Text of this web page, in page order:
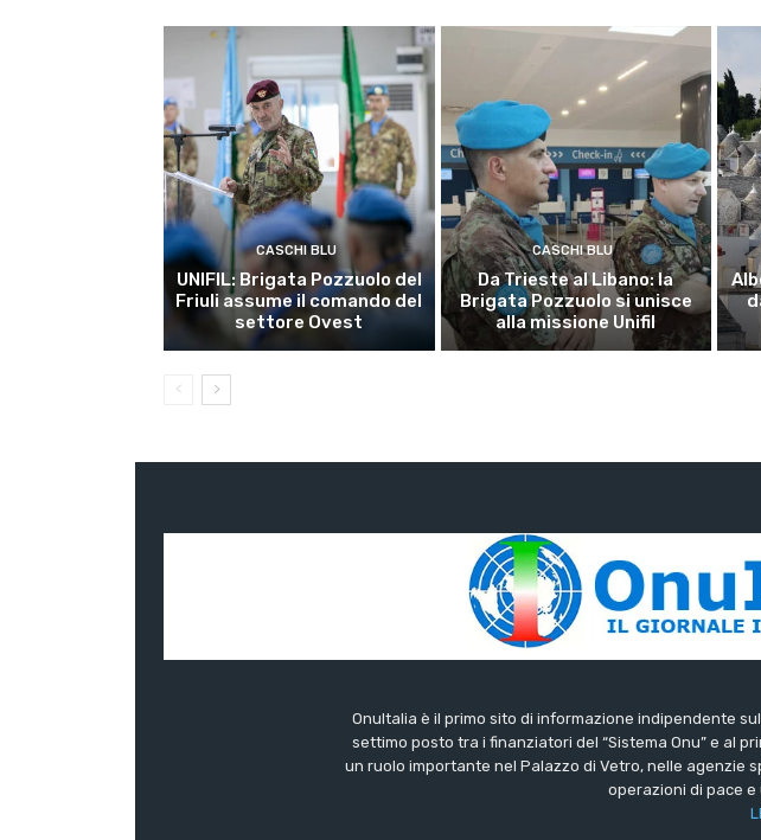
CASCHI BLU
UNIFIL: Brigata Pozzuolo del
Friuli assume il comando del
settore Ovest
CASCHI BLU
Da Trieste al Libano: la
Brigata Pozzuolo si unisce
alla missione Unifil
OnuItalia è il primo sito di informazione indipendente
settimo posto tra i finanziatori del “Sistema Onu” e al
un ruolo importante nel Palazzo di Vetro, nelle agenzie
operazioni di pace e